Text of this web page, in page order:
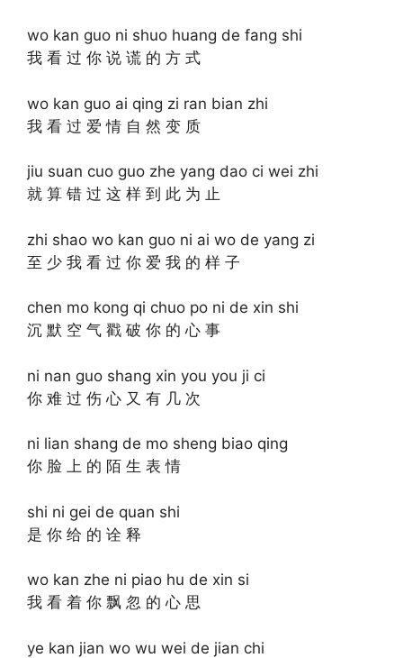
wo kan guo ni shuo huang de fang shi
我 看 过 你 说 谎 的 方 式
wo kan guo ai qing zi ran bian zhi
我 看 过 爱 情 自 然 变 质
jiu suan cuo guo zhe yang dao ci wei zhi
就 算 错 过 这 样 到 此 为 止
zhi shao wo kan guo ni ai wo de yang zi
至 少 我 看 过 你 爱 我 的 样 子
chen mo kong qi chuo po ni de xin shi
沉 默 空 气 戳 破 你 的 心 事
ni nan guo shang xin you you ji ci
你 难 过 伤 心 又 有 几 次
ni lian shang de mo sheng biao qing
你 脸 上 的 陌 生 表 情
shi ni gei de quan shi
是 你 给 的 诠 释
wo kan zhe ni piao hu de xin si
我 看 着 你 飘 忽 的 心 思
ye kan jian wo wu wei de jian chi